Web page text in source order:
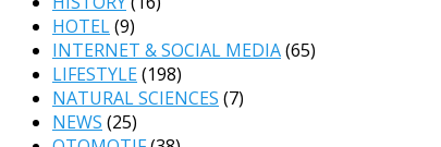
HOTEL(9)
INTERNET & SOCIAL MEDIA(65)
LIFESTYLE(198)
NATURAL SCIENCES (7)
NEWS (25)